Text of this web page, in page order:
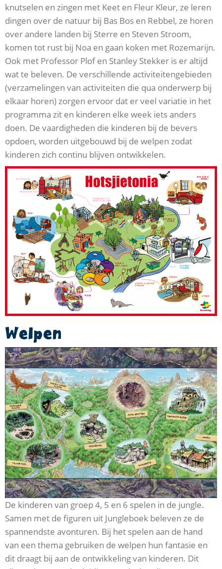
knutselen en zingen met Keet en Fleur Kleur, ze leren
dingen over de natuur bij Bas Bos en Rebbel, ze horen
over andere landen bij Sterre en Steven Stroom,
komen tot rust bij Noa en gaan koken met Rozemarijn.
Ook met Professor Plof en Stanley Stekker is er altijd
wat te beleven. De verschillende activiteitengebieden
(verzamelingen van activiteiten die qua onderwerp bij
elkaar horen) zorgen ervoor dat er veel variatie in het
programma zit en kinderen elke week iets anders
doen. De vaardigheden die kinderen bij de bevers
opdoen, worden uitgebouwd bij de welpen zodat
kinderen zich continu blijven ontwikkelen.
Welpen
De kinderen van groep 4, 5 en 6 spelen in de jungle.
Samen met de figuren uit Jungleboek beleven ze de
spannendste avonturen. Bij het spelen aan de hand
van een thema gebruiken de welpen hun fantasie en
dit draagt bij aan de ontwikkeling van kinderen. Dit